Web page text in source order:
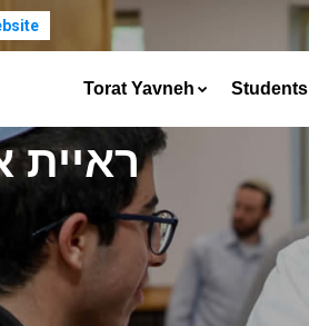
Torat Yavneh Students
ראיית